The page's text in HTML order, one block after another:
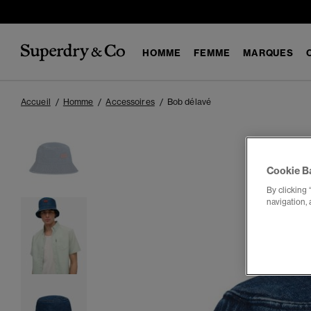
HOMME FEMME MARQUES
Accueil Homme Accessoires Bob délavé
Cookie
By clicking
navigation,